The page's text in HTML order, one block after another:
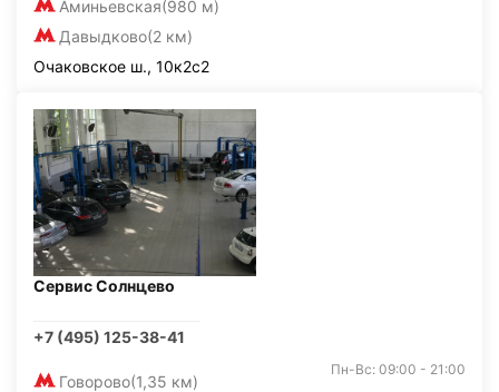
Аминьевская(980 м)
Давыдково(2 км)
Очаковское ш., 10к2с2
Сервис Солнцево
+7 (495) 125-38-41
Говорово(1,35 км)
Пн-Вс: 09:00 - 21:00